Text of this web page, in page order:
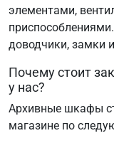
элементами,
доводчики, замки
Почему стоит
у нас?
Архивные шкафы
магазине по